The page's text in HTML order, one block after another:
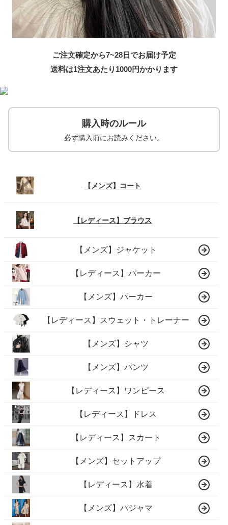
ご注文確定から7~28日でお届け予定
送料は1注文あたり 1000円かかります
購入時のルール
必ず購入前にお読みください。
【メンズ】コート
【レディース】ブラウス
【メンズ】ジャケット
【レディース】パーカー
【メンズ】パーカー
【レディース】スウェット・トレーナー
【メンズ】シャツ
【メンズ】パンツ
【レディース】ワンピース
【レディース】ドレス
【レディース】スカート
【メンズ】セットアップ
【レディース】水着
【メンズ】パジャマ